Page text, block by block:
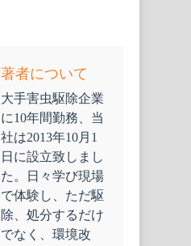
著者について
大手害虫駆除企業
に10年間勤務、当
社は2013年10月1
日に設立致しまし
た。日々学び現場
で体験し、ただ駆
除、処分するだけ
でなく、環境改